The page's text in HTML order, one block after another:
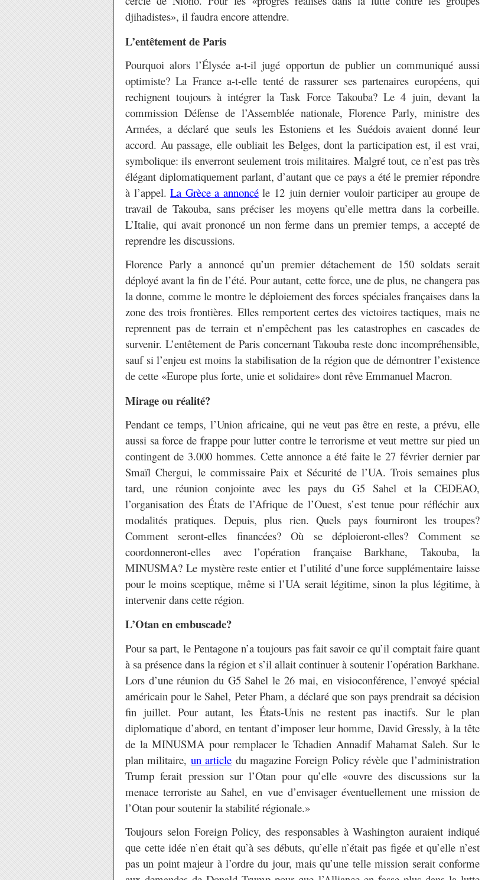
djihadistes», il faudra encore attendre.
L’entêtement de Paris
Pourquoi alors l’Élysée a-t-il jugé opportun de publier un communiqué aussi
optimiste? La France a-t-elle tenté de rassurer ses partenaires européens, qui
rechignent toujours à intégrer la Task Force Takouba? Le 4 juin, devant la
commission Défense de l’Assemblée nationale, Florence Parly, ministre des
Armées, a déclaré que seuls les Estoniens et les Suédois avaient donné leur
accord. Au passage, elle oubliait les Belges, dont la participation est, il est vrai,
symbolique: ils enverront seulement trois militaires. Malgré tout, ce n’est pas très
élégant diplomatiquement parlant, d’autant que ce pays a été le premier répondre
à l’appel.La Grèce a annoncéle 12 juin dernier vouloir participer au groupe de
travail de Takouba, sans préciser les moyens qu’elle mettra dans la corbeille.
L’Italie, qui avait prononcé un non ferme dans un premier temps, a accepté de
reprendre les discussions.
Florence Parly a annoncé qu’un premier détachement de 150 soldats serait
déployé avant la fin de l’été. Pour autant, cette force, une de plus, ne changera pas
la donne, comme le montre le déploiement des forces spéciales françaises dans la
zone des trois frontières. Elles remportent certes des victoires tactiques, mais ne
reprennent pas de terrain et n’empêchent pas les catastrophes en cascades de
survenir. L’entêtement de Paris concernant Takouba reste donc incompréhensible,
sauf si l’enjeu est moins la stabilisation de la région que de démontrer l’existence
de cette «Europe plus forte, unie et solidaire» dont rêve Emmanuel Macron.
Mirage ou réalité?
Pendant ce temps, l’Union africaine, qui ne veut pas être en reste, a prévu, elle
aussi sa force de frappe pour lutter contre le terrorisme et veut mettre sur pied un
contingent de 3.000 hommes. Cette annonce a été faite le 27 février dernier par
Smaïl Chergui, le commissaire Paix et Sécurité de l’UA. Trois semaines plus
tard, une réunion conjointe avec les pays du G5 Sahel et la CEDEAO,
l’organisation des États de l’Afrique de l’Ouest, s’est tenue pour réfléchir aux
modalités pratiques. Depuis, plus rien. Quels pays fourniront les troupes?
Comment seront-elles financées? Où se déploieront-elles? Comment se
coordonneront-elles avec l’opération française Barkhane, Takouba, la
MINUSMA? Le mystère reste entier et l’utilité d’une force supplémentaire laisse
pour le moins sceptique, même si l’UA serait légitime, sinon la plus légitime, à
intervenir dans cette région.
L’Otan en embuscade?
Pour sa part, le Pentagone n’a toujours pas fait savoir ce qu’il comptait faire quant
à sa présence dans la région et s’il allait continuer à soutenir l’opération Barkhane.
Lors d’une réunion du G5 Sahel le 26 mai, en visioconférence, l’envoyé spécial
américain pour le Sahel, Peter Pham, a déclaré que son pays prendrait sa décision
fin juillet. Pour autant, les États-Unis ne restent pas inactifs. Sur le plan
diplomatique d’abord, en tentant d’imposer leur homme, David Gressly, à la tête
de la MINUSMA pour remplacer le Tchadien Annadif Mahamat Saleh. Sur le
plan militaire, un article du magazine Foreign Policy révèle que l’administration
Trump ferait pression sur l’Otan pour qu’elle «ouvre des discussions sur la
menace terroriste au Sahel, en vue d’envisager éventuellement une mission de
l’Otan pour soutenir la stabilité régionale.»
Toujours selon Foreign Policy, des responsables à Washington auraient indiqué
que cette idée n’en était qu’à ses débuts, qu’elle n’était pas figée et qu’elle n’est
pas un point majeur à l’ordre du jour, mais qu’une telle mission serait conforme